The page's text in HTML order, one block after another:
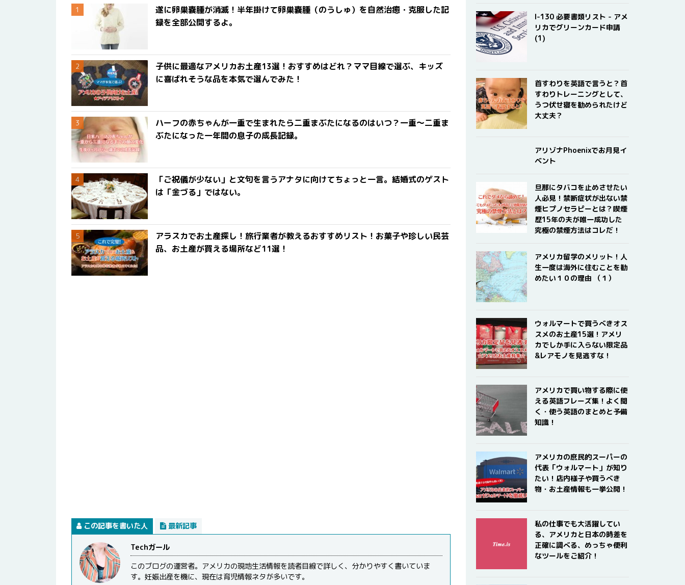
遂に卵巣嚢腫が消滅！半年掛けて卵巣嚢腫（のうしゅ）を自然治癒・克服した記
録を全部公開するよ。
子供に最適なアメリカお土産13選！おすすめはどれ？ママ目線で選ぶ、キッズ
に喜ばれそうな品を本気で選んでみた！
ハーフの赤ちゃんが一重で生まれたら二重まぶたになるのはいつ？一重〜二重ま
ぶたになった一年間の息子の成長記録。
「ご祝儀が少ない」と文句を言うアナタに向けてちょっと一言。結婚式のゲスト
は「金づる」ではない。
アラスカでお土産探し！旅行業者が教えるおすすめリスト！お菓子や珍しい民芸
品、お土産が買える場所など11選！
この記事を書いた人 最新記事
Techガール
このブログの運営者。アメリカの現地生活情報を読者目線で詳しく、分かりやすく書いていま
す。妊娠出産を機に、現在は育児情報ネタが多いです。
I-130 必要書類リスト - アメ
リカでグリーンカード申請
(1)
首すわりを英語で言うと？首
すわりトレーニングとして、
うつ伏せ寝を勧められたけど
大丈夫？
アリゾナPhoenixでお月見イ
ベント
旦那にタバコを止めさせたい
人必見！禁断症状が出ない禁
煙ヒプノセラピーとは？喫煙
歴15年の夫が唯一成功した
究極の禁煙方法はコレだ！
アメリカ留学のメリット！人
生一度は海外に住むことを勧
めたい１０の理由 （１）
ウォルマートで買うべきオス
スメのお土産15選！アメリ
カでしか手に入らない限定品
&レアモノを見逃すな！
アメリカで買い物する際に使
える英語フレーズ集！よく聞
く・使う英語のまとめと予備
知識！
アメリカの庶民的スーパーの
代表「ウォルマート」が知り
たい！店内様子や買うべき
物・お土産情報も一挙公開！
私の仕事でも大活躍してい
る、アメリカと日本の時差を
正確に調べる、めっちゃ便利
なツールをご紹介！